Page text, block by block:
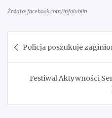
Źródło: facebook.com/infolublin
wpisu
Policja poszukuje
Festiwal Aktywności